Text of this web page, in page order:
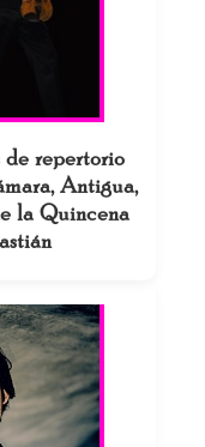
repertorio
Antigua,
la Quincena